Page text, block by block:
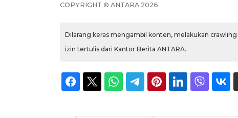
COPYRIGHT © ANTARA 2026
Dilarang keras mengambil konten, melakukan
izin tertulis dari Kantor Berita ANTARA.